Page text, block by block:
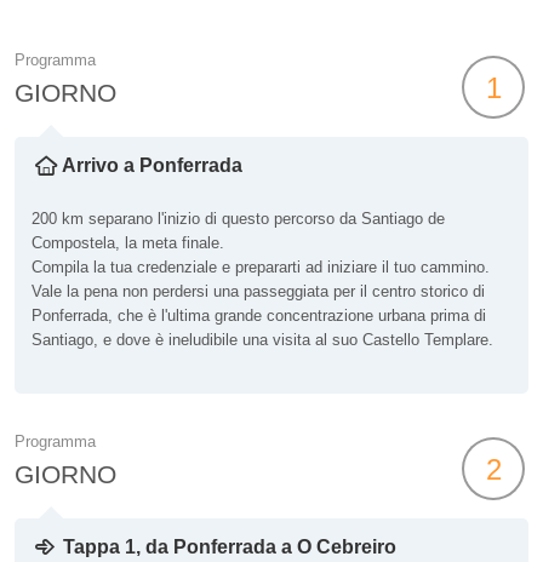
Programma
GIORNO 1
Arrivo a Ponferrada
200 km separano l'inizio di questo percorso da Santiago de
Compostela, la meta finale.
Compila la tua credenziale e prepararti ad iniziare il tuo cammino.
Vale la pena non perdersi una passeggiata per il centro storico di
Ponferrada, che è l'ultima grande concentrazione urbana prima di
Santiago, e dove è ineludibile una visita al suo Castello Templare.
Programma
GIORNO 2
Tappa 1, da Ponferrada a O Cebreiro